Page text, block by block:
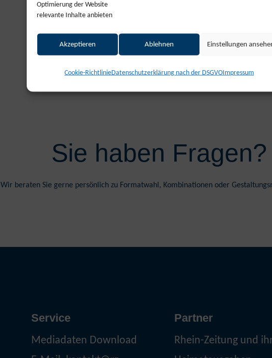
Optimierung der Website
relevante Inhalte anbieten
Akzeptieren Ablehnen Einstellungen
Cookie-RichtlinieDatenschutzerklärung nach der DSGVOImpressum
Sie haben Fragen?
Wir beraten Sie gerne persönlich zu Formatwahl, Kombinationen oder
Service
Mediadaten Download
Partner
Rhein-Zeitung und